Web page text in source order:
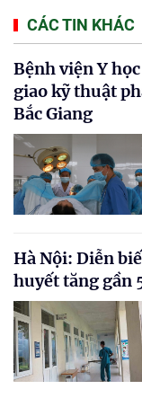
CÁC TIN KHÁC
Bệnh viện Y
giao kỹ thuật
Bắc Giang
Hà Nội: Diễn
huyết tăng gần